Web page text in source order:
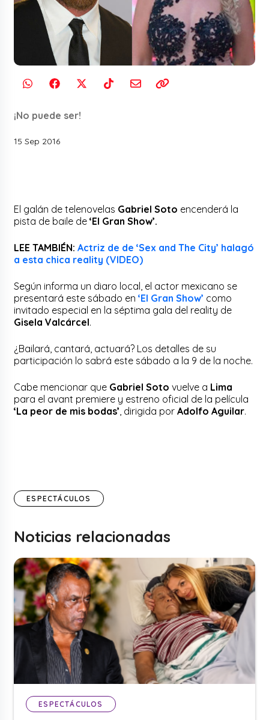
¡No puede ser!
15 Sep 2016
El galán de telenovelas Gabriel Soto encenderá la
pista de baile de‘El Gran Show’.
LEE TAMBIÉN:Actriz de de ‘Sex and The City’ halagó
a esta chica reality (VIDEO)
Según informa un diaro local, el actor mexicano se
presentará este sábado en‘El Gran Show’ como
invitado especial en la séptima gala del reality de
Gisela Valcárcel.
¿Bailará, cantará, actuará? Los detalles de su
participación lo sabrá este sábado a la 9 de la noche.
Cabe mencionar que Gabriel Soto vuelve a Lima
para el avant premiere y estreno oficial de la película
‘La peor de mis bodas’ , dirigida porAdolfo Aguilar.
ESPECTÁCULOS
Noticias relacionadas
ESPECTÁCULOS